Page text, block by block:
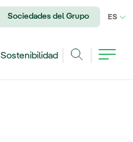
Sociedades del Grupo ES
Sostenibilidad